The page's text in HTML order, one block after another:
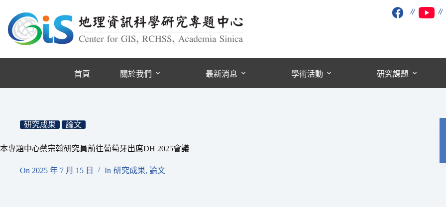
∥ ∥
首頁 關於我們 最新消息 學術活動 研究課題
研究成果 論文
本專題中心蔡宗翰研究員前往葡萄牙出席DH 2025會議
On 2025 年 7 月 15 日 In 研究成果, 論文